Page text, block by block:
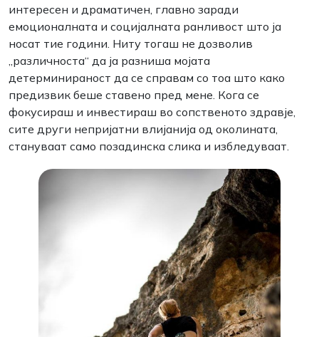
интересен и драматичен, главно заради
емоционалната и социјалната ранливост што ја
носат тие години. Ниту тогаш не дозволив
„различноста“ да ја разниша мојата
детерминираност да се справам со тоа што како
предизвик беше ставено пред мене. Кога се
фокусираш и инвестираш во сопственото здравје,
сите други непријатни влијанија од околината,
стануваат само позадинска слика и избледуваат.